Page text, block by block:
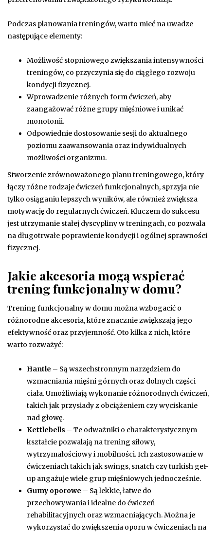
Podczas planowania treningów, warto mieć na uwadze
następujące elementy:
Możliwość stopniowego zwiększania intensywności
treningów, co przyczynia się do ciągłego rozwoju
kondycji fizycznej.
Wprowadzenie różnych form ćwiczeń, aby
zaangażować różne grupy mięśniowe i unikać
monotonii.
Odpowiednie dostosowanie sesji do aktualnego
poziomu zaawansowania oraz indywidualnych
możliwości organizmu.
Stworzenie zrównoważonego planu treningowego, który
łączy różne rodzaje ćwiczeń funkcjonalnych, sprzyja nie
tylko osiąganiu lepszych wyników, ale również zwiększa
motywację do regularnych ćwiczeń. Kluczem do sukcesu
jest utrzymanie stałej dyscypliny w treningach, co pozwala
na długotrwałe poprawienie kondycji i ogólnej sprawności
fizycznej.
Jakie akcesoria mogą wspierać
trening funkcjonalny w domu?
Trening funkcjonalny w domu można wzbogacić o
różnorodne akcesoria, które znacznie zwiększają jego
efektywność oraz przyjemność. Oto kilka z nich, które
warto rozważyć:
Hantle – Są wszechstronnym narzędziem do
wzmacniania mięśni górnych oraz dolnych części
ciała. Umożliwiają wykonanie różnorodnych ćwiczeń,
takich jak przysiady z obciążeniem czy wyciskanie
nad głowę.
Kettlebells – Te odważniki o charakterystycznym
kształcie pozwalają na trening siłowy,
wytrzymałościowy i mobilności. Ich zastosowanie w
ćwiczeniach takich jak swings, snatch czy turkish get-
up angażuje wiele grup mięśniowych jednocześnie.
Gumy oporowe – Są lekkie, łatwe do
przechowywania i idealne do ćwiczeń
rehabilitacyjnych oraz wzmacniających. Można je
wykorzystać do zwiększenia oporu w ćwiczeniach na